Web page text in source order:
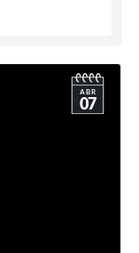
ABR
07